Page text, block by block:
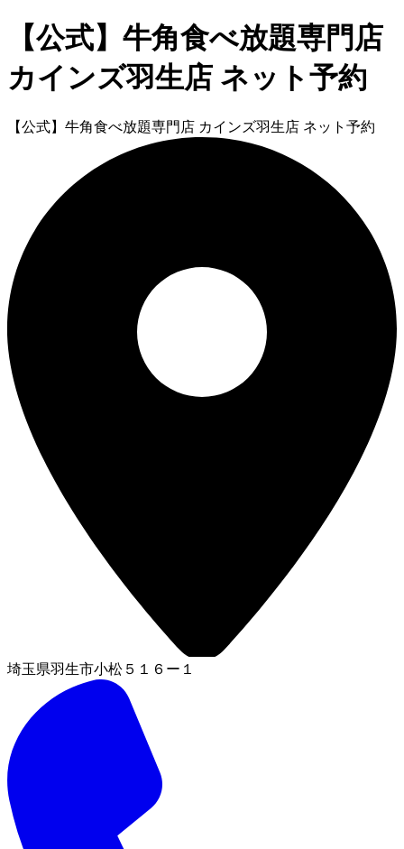
【公式】牛角食べ放題専門店
カインズ羽生店 ネット予約
【公式】牛角食べ放題専門店 カインズ羽生店 ネット予約
埼玉県羽生市小松５１６ー１